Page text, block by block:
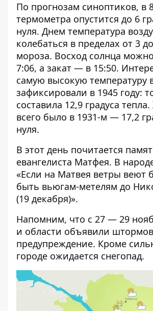
По прогнозам синоптиков, в
термометра опустится до 6
нуля. Днем температура
колебаться в пределах от 3
мороза. Восход солнца
7:06, а закат — в 15:50.
самую высокую температуру
зафиксировали в 1945 году:
составила 12,9 градуса
всего было в 1931-м — 17,2
нуля.
В этот день почитается
евангелиста Матфея. В
«Если на Матвея ветры веют
быть вьюгам-метелям до
(19 декабря)».
Напомним, что с 27 — 29
и области объявили
предупреждение. Кроме
городе ожидается снегопад.